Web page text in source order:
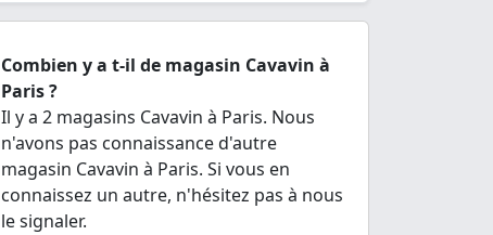
Combien y a t-il de magasin Cavavin à
Paris ?
Il y a 2 magasins Cavavin à Paris. Nous
n'avons pas connaissance d'autre
magasin Cavavin à Paris. Si vous en
connaissez un autre, n'hésitez pas à nous
le signaler.